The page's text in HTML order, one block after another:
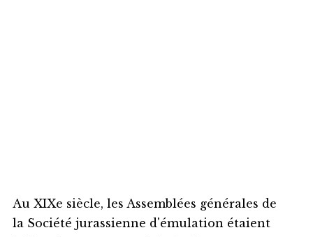
Au XIXe siècle, les Assemblées générales de
la Société jurassienne d'émulation étaient